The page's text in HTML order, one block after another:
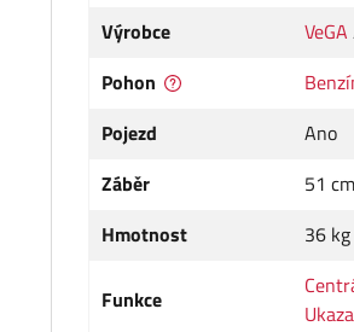
Výrobce
VeGA
Pohon
Pojezd
Ano
Záběr
51 cm
Hmotnost
36 kg
Funkce